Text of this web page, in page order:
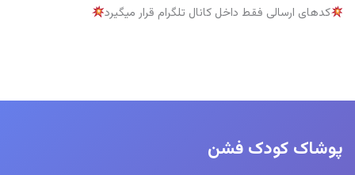
کدهای ارسالی فقط داخل کانال تلگرام قرار میگیرد
پوشاک کودک فشن